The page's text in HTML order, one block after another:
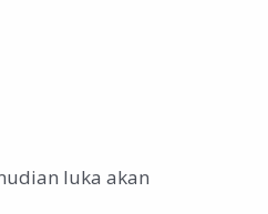
luka akan